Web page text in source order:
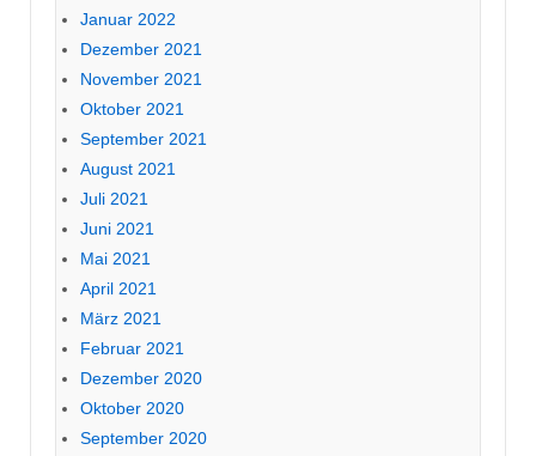
Januar 2022
Dezember 2021
November 2021
Oktober 2021
September 2021
August 2021
Juli 2021
Juni 2021
Mai 2021
April 2021
März 2021
Februar 2021
Dezember 2020
Oktober 2020
September 2020